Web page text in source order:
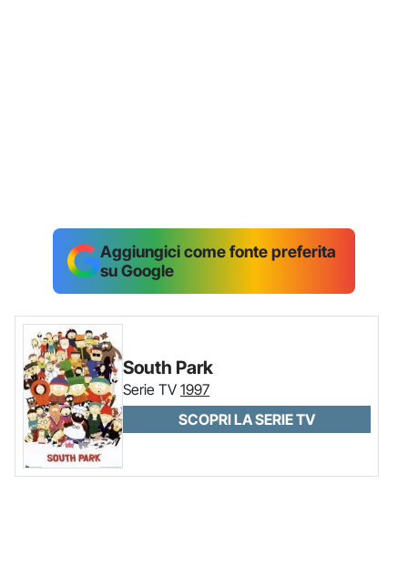
Aggiungici come fonte preferita
su Google
South Park
Serie TV 1997
SCOPRI LA SERIE TV